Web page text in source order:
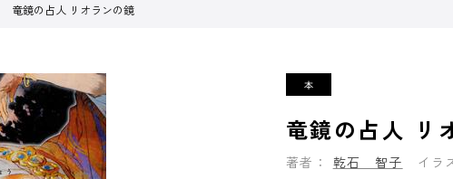
竜鏡の占人 リオランの鏡
竜鏡の占人 リ
著者： 乾石 智子 イラ